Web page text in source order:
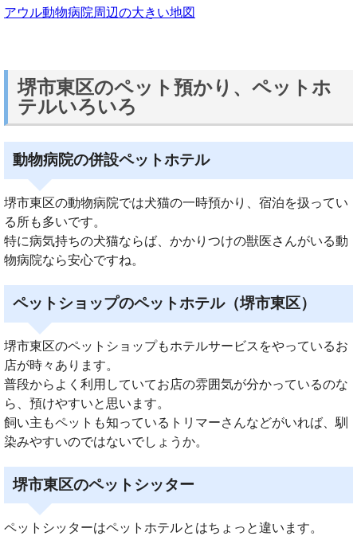
アウル動物病院周辺の大きい地図
堺市東区のペット預かり、ペットホ
テルいろいろ
動物病院の併設ペットホテル
堺市東区の動物病院では犬猫の一時預かり、宿泊を扱ってい
る所も多いです。
特に病気持ちの犬猫ならば、かかりつけの獣医さんがいる動
物病院なら安心ですね。
ペットショップのペットホテル（堺市東区）
堺市東区のペットショップもホテルサービスをやっているお
店が時々あります。
普段からよく利用していてお店の雰囲気が分かっているのな
ら、預けやすいと思います。
飼い主もペットも知っているトリマーさんなどがいれば、馴
染みやすいのではないでしょうか。
堺市東区のペットシッター
ペットシッターはペットホテルとはちょっと違います。